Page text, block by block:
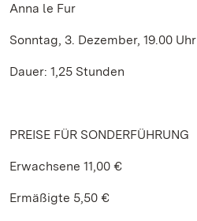
Anna le Fur
Sonntag, 3. Dezember, 19.00 Uhr
Dauer: 1,25 Stunden
PREISE FÜR SONDERFÜHRUNG
Erwachsene 11,00 €
Ermäßigte 5,50 €